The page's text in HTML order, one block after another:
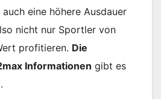
eine höhere Ausdauer
nicht nur Sportler von
profitieren. Die
Informationen gibt es